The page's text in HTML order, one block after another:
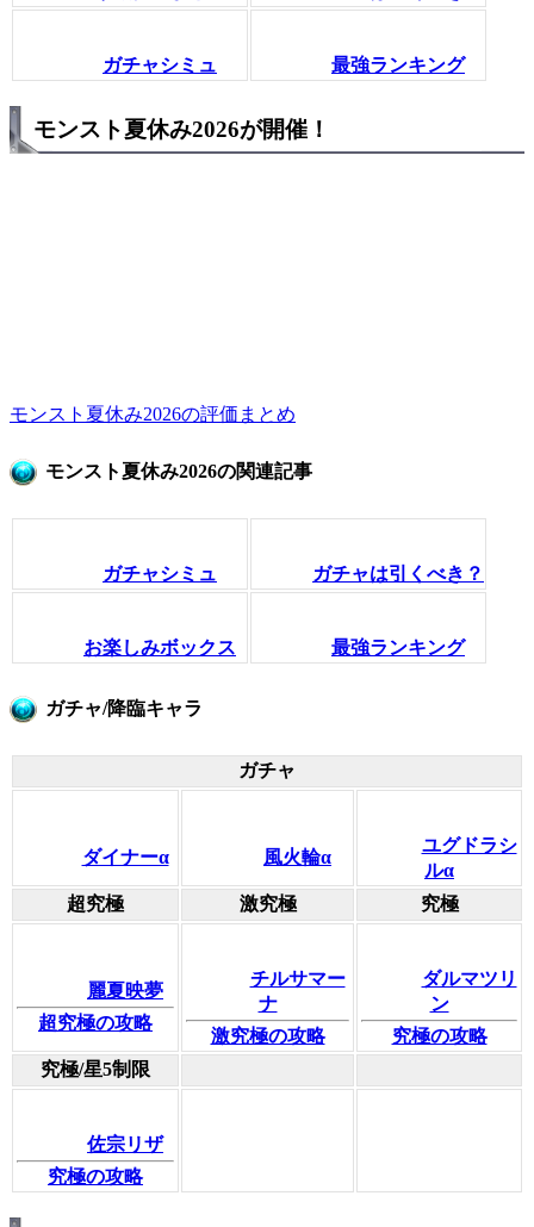
ガチャシミュ 最強ランキング
モンスト夏休み2026が開催！
モンスト夏休み2026の評価まとめ
モンスト夏休み2026の関連記事
ガチャシミュ ガチャは引くべき？
お楽しみボックス 最強ランキング
ガチャ/降臨キャラ
ガチャ
ダイナーα 風火輪α
ユグドラシ
ルα
超究極
激究極 究極
麗夏映夢
超究極の攻略
チルサマー
ナ
激究極の攻略
ダルマツリ
ン
究極の攻略
究極/星5制限
佐宗リザ
究極の攻略